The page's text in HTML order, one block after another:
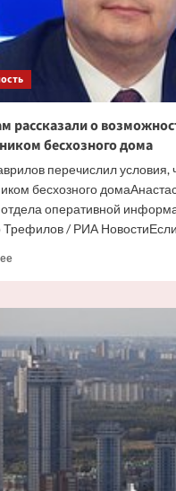
рассказали о
бесхозного дома
перечислил условия,
бесхозного
отдела оперативной
/ РИА
Прочитать
Россиянам
о
возможности
стать
собственником
бесхозного
дома